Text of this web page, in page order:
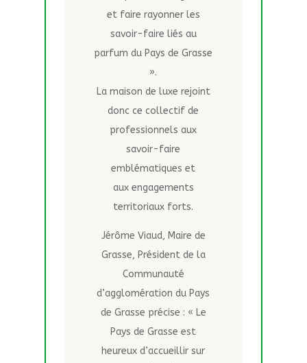
et faire rayonner les
savoir-faire liés au
parfum du Pays de Grasse
».
La maison de luxe rejoint
donc ce collectif de
professionnels aux
savoir-faire
emblématiques et
aux engagements
territoriaux forts.
Jérôme Viaud, Maire de
Grasse, Président de la
Communauté
d’agglomération du Pays
de Grasse précise : « Le
Pays de Grasse est
heureux d’accueillir sur